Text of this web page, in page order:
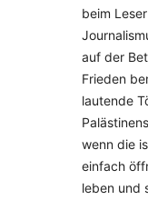
beim
auf der
Frieden
lautende
wenn die
einfach
leben und